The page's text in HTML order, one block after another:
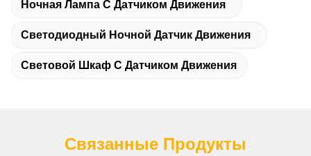
Ночная Лампа С Датчиком Движения
Светодиодный Ночной Датчик Движения
Световой Шкаф С Датчиком Движения
Связанные Продукты